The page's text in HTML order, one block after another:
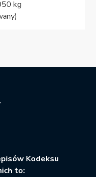
kg
Kodeksu
to: